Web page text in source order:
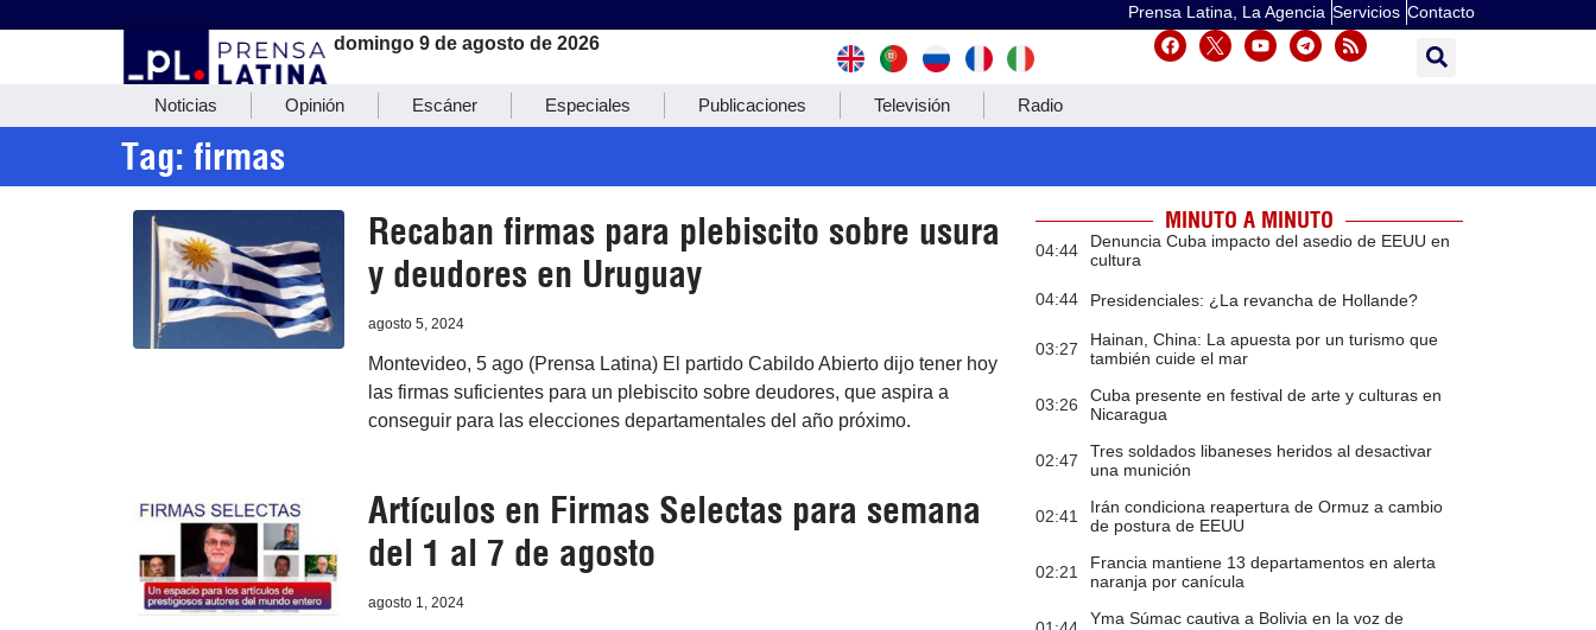
Prensa Latina, La Agencia Servicios Contacto
domingo 9 de agosto de 2026
Noticias Opinión Escáner Especiales Publicaciones Televisión Radio
Tag: firmas
Recaban firmas para plebiscito sobre usura
y deudores en Uruguay
agosto 5, 2024
Montevideo, 5 ago (Prensa Latina) El partido Cabildo Abierto dijo tener hoy
las firmas suficientes para un plebiscito sobre deudores, que aspira a
conseguir para las elecciones departamentales del año próximo.
Artículos en Firmas Selectas para semana
del 1 al 7 de agosto
agosto 1, 2024
MINUTO A MINUTO
04:44
Denuncia Cuba impacto del asedio de EEUU en
cultura
04:44 Presidenciales: ¿La revancha de Hollande?
03:27
Hainan, China: La apuesta por un turismo que
también cuide el mar
03:26
Cuba presente en festival de arte y culturas en
Nicaragua
02:47
Tres soldados libaneses heridos al desactivar
una munición
02:41
Irán condiciona reapertura de Ormuz a cambio
de postura de EEUU
02:21
Francia mantiene 13 departamentos en alerta
naranja por canícula
Yma Súmac cautiva a Bolivia en la voz de